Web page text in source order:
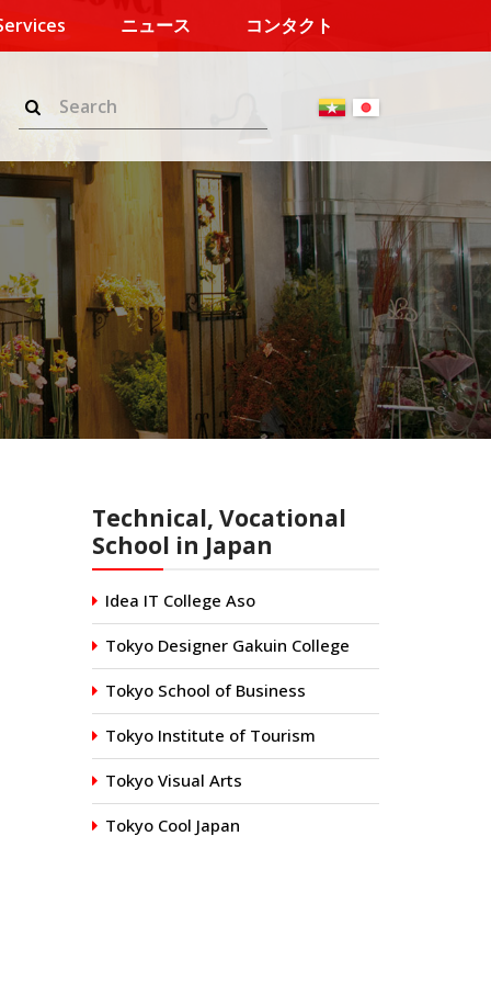
ニュース コンタクト
Technical, Vocational
School in Japan
Idea IT College Aso
Tokyo Designer Gakuin College
Tokyo School of Business
Tokyo Institute of Tourism
Tokyo Visual Arts
Tokyo Cool Japan